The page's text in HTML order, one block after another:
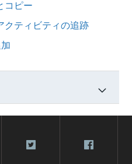
コピー
クティビティの追跡